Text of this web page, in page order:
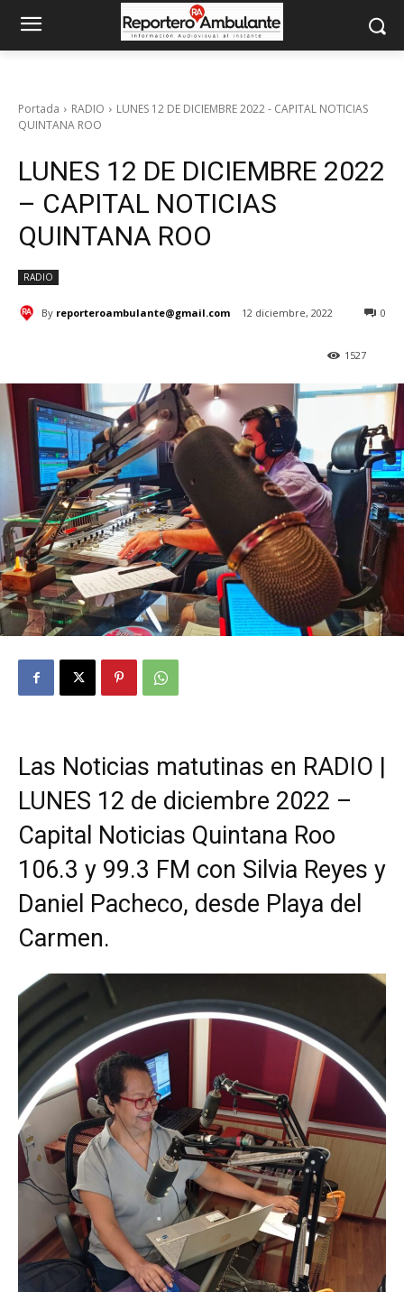
Portada RADIO
LUNES 12 DE DICIEMBRE 2022 - CAPITAL NOTICIAS
QUINTANA ROO
LUNES 12 DE DICIEMBRE 2022
– CAPITAL NOTICIAS
QUINTANA ROO
RADIO
By reporteroambulante@gmail.com 12 diciembre, 2022 0
1527
Las Noticias matutinas en RADIO |
LUNES 12 de diciembre 2022 –
Capital Noticias Quintana Roo
106.3 y 99.3 FM con Silvia Reyes y
Daniel Pacheco, desde Playa del
Carmen.